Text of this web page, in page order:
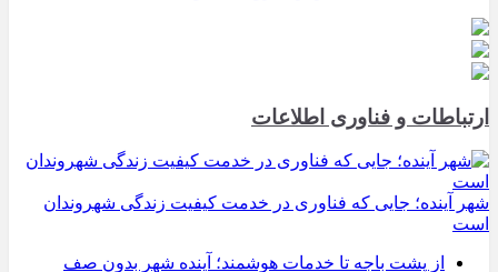
ارتباطات و فناوری اطلاعات
شهر آینده؛ جایی که فناوری در خدمت کیفیت زندگی شهروندان
است
از پشت باجه تا خدمات هوشمند؛ آینده شهر بدون صف